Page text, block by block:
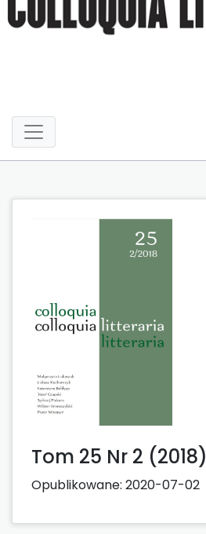
Tom 25 Nr 2 (2018)
Opublikowane: 2020-07-02